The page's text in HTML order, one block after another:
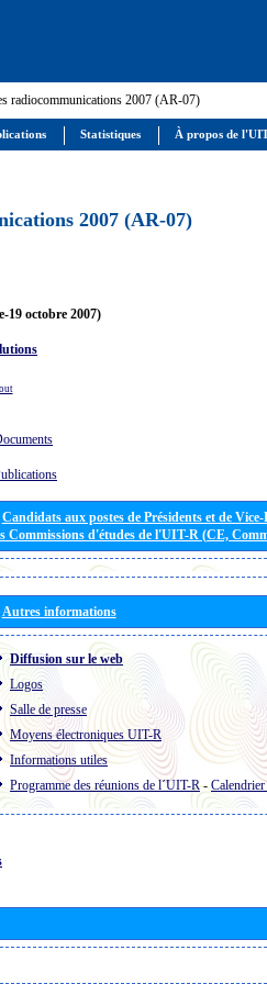
radiocommunications 2007 (AR-07)
2007 (AR-07)
19 octobre 2007)
Candidats aux postes de Présidents et de Vice-
Commissions d'études de l'UIT-R (CE,
Autres informations
Diffusion sur le web
Logos
Salle de presse
Moyens électroniques UIT-R
Informations utiles
Programme des réunions de l´UIT-R- Calendrier
Statistiques À propos de